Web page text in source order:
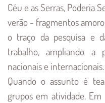
Céu e as Serras, Poderia
verão - fragmentos
o traço da pesquisa e
trabalho, ampliando a
nacionais e internacionais.
Quando o assunto é
grupos em atividade.